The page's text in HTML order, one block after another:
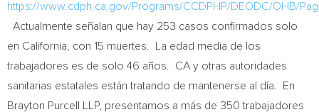
https://www.cdph.ca.gov/Programs/CCDPHP/DEODC/OHB/
Actualmente señalan que hay 253 casos confirmados solo
en California , con 15 muertes. La edad media de los
trabajadores es de solo 46 años. CA y otras autoridades
sanitarias estatales están tratando de mantenerse al día. En
Brayton Purcell LLP, presentamos a más de 350 trabajadores